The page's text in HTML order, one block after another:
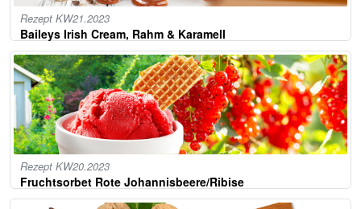
Rezept KW21.2023
Baileys Irish Cream, Rahm & Karamell
Rezept KW20.2023
Fruchtsorbet Rote Johannisbeere/Ribise